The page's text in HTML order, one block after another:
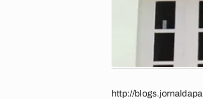
http://